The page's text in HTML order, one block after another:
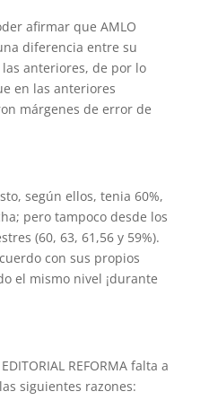
afirmar que AMLO
diferencia entre su
anteriores, de por lo
en las anteriores
márgenes de error de
según ellos, tenia 60%,
pero tampoco desde los
(60, 63, 61,56 y 59%).
con sus propios
el mismo nivel ¡durante
REFORMA falta a
siguientes razones: